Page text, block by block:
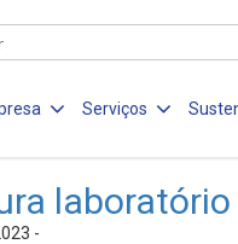
Serviços
-